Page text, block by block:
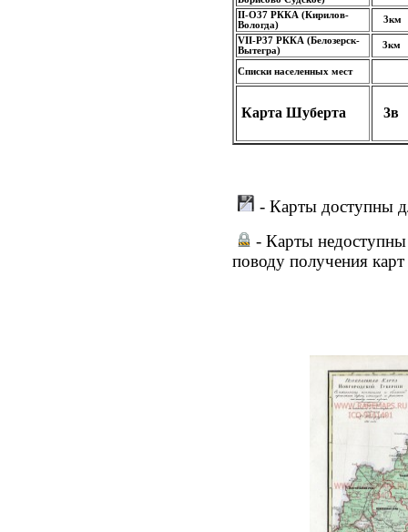
II-O37 РККА (Кирилов-
Вологда)
3км
VII-P37 РККА (Белозерск-
Вытегра)
3км
Списки населенных мест
Карта Шуберта 3в
- Карты доступны
- Карты недоступны
поводу получения